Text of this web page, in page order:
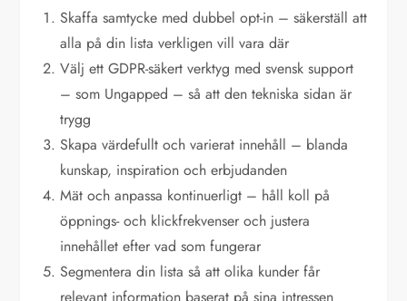
Skaffa samtycke med dubbel opt-in – säkerställ att
alla på din lista verkligen vill vara där
Välj ett GDPR-säkert verktyg med svensk support
– som Ungapped – så att den tekniska sidan är
trygg
Skapa värdefullt och varierat innehåll – blanda
kunskap, inspiration och erbjudanden
Mät och anpassa kontinuerligt – håll koll på
öppnings- och klickfrekvenser och justera
innehållet efter vad som fungerar
Segmentera din lista så att olika kunder får